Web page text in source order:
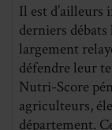
Il est d’ailleurs
derniers
largement
défendre leur
Nutri-Score
agriculteurs,
département.